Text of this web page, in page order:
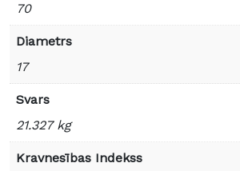
70
Diametrs
17
Svars
21.327 kg
Kravnesības Indekss